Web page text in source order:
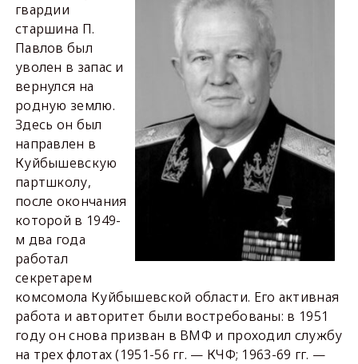
гвардии
старшина П.
Павлов был
уволен в запас и
вернулся на
родную землю.
Здесь он был
направлен в
Куйбышевскую
партшколу,
после окончания
которой в 1949-
м два года
работал
секретарем
комсомола Куйбышевской области. Его активная
работа и авторитет были востребованы: в 1951
году он снова призван в ВМФ и проходил службу
на трех флотах (1951-56 гг. — КЧФ; 1963-69 гг. —